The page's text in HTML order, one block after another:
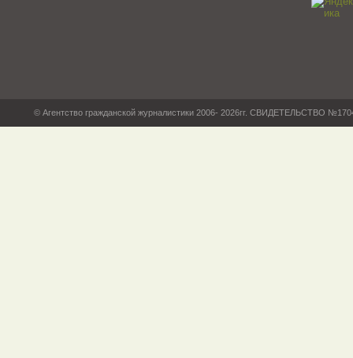
© Агентство гражданской журналистики 2006- 2026гг. СВИДЕТЕЛЬСТВО